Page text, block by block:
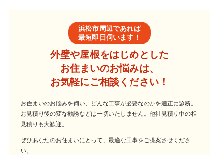
浜松市周辺であれば
最短即日伺います！
外壁や屋根をはじめとした
お住まいのお悩みは、
お気軽にご相談ください！
お住まいのお悩みを伺い、どんな工事が必要なのかを適正に診断。
お見積り後の変な勧誘などは一切いたしません。他社見積り中の相
見積りも大歓迎。
ぜひあなたのお住まいにとって、最適な工事をご提案させくださ
い。